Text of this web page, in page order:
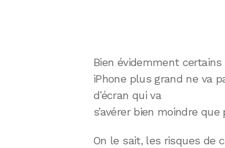
Bien évidemment certains
iPhone plus grand ne va
d’écran qui va
s’avérer bien moindre que
On le sait, les risques de